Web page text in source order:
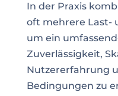
In der Praxis
oft mehrere Last-
um ein
Zuverlässigkeit,
Nutzererfahrung
Bedingungen zu